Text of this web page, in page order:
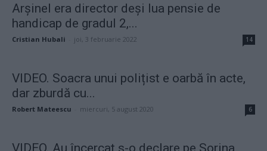
Arșinel era director deși lua pensie de
handicap de gradul 2,...
Cristian Hubali joi, 3 februarie 2022 14
VIDEO. Soacra unui polițist e oarbă în acte,
dar zburdă cu...
Robert Mateescu miercuri, 5 august 2020 6
VIDEO. Au încercat s-o declare pe Sorina